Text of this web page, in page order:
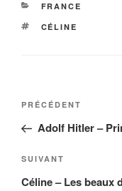
CATÉGORIES
FRANCE
ÉTIQUETTES
CÉLINE
Navigation
l’article
Article
précédent
PRÉCÉDENT
Adolf Hitler –
Article
suivant
SUIVANT
Céline – Les beaux